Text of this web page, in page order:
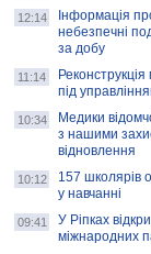
12:14
Інформація
небезпечні
за добу
11:14
під
10:34
Медики
з нашими
відновлення
10:12
157 школярів
у навчанні
09:41
У Ріпках
міжнародних